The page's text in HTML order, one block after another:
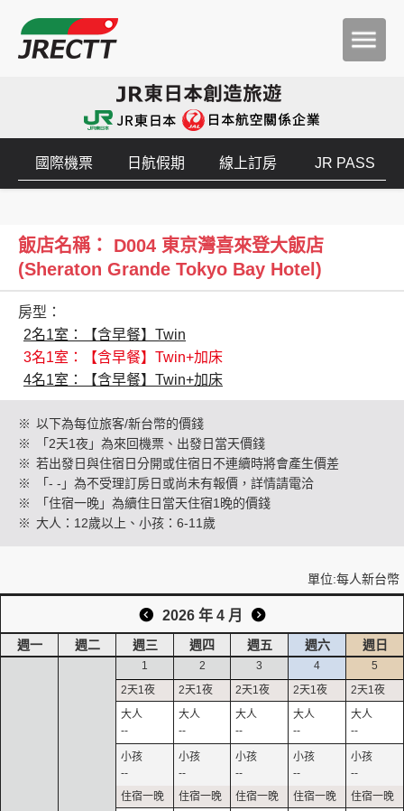
創造旅遊
國際機票 日航假期 線上訂房 JR PASS
飯店名稱： D004 東京灣喜來登大飯店
(Sheraton Grande Tokyo Bay Hotel)
房型：
2名1室：【含早餐】Twin
3名1室：【含早餐】Twin+加床
4名1室：【含早餐】Twin+加床
※ 以下為每位旅客/新台幣的價錢
※
「2天1夜」為來回機票、出發日當天價錢
※ 若出發日與住宿日分開或住宿日不連續時將會產生價差
※
「- -」為不受理訂房日或尚未有報價，詳情請電洽
※
「住宿一晚」為續住日當天住宿1晚的價錢
※ 大人：12歲以上、小孩：6-11歲
單位:每人新台幣
2026 年 4 月
週一 週二 週三 週四 週五 週六 週日
1
--
--
2
--
--
3
--
--
4
--
--
5
--
--